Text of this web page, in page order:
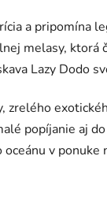
a pripomína
melasy, ktorá
Lazy Dodo
popíjanie aj
v ponuke